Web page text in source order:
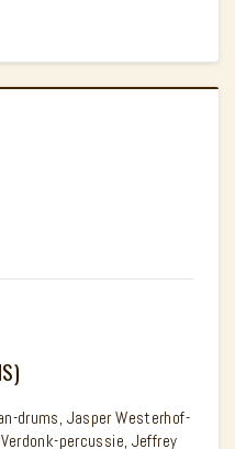
drums, Jasper Westerhof-
percussie, Jeffrey